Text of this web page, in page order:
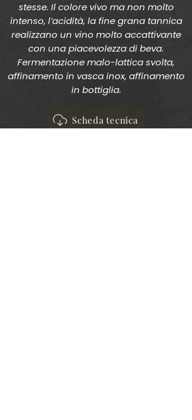
stesse. Il colore vivo ma non molto
intenso, l’acidità, la fine grana tannica
realizzano un vino molto accattivante
con una piacevolezza di beva.
Fermentazione malo-lattica svolta,
affinamento in vasca inox, affinamento
in bottiglia.
Scheda tecnica